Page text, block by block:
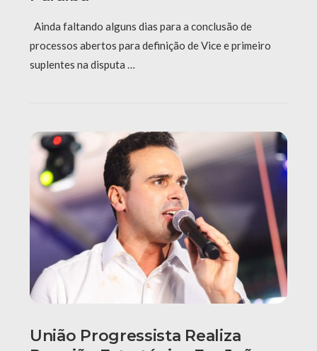
Ainda faltando alguns dias para a conclusão de
processos abertos para definição de Vice e primeiro
suplentes na disputa …
União Progressista Realiza